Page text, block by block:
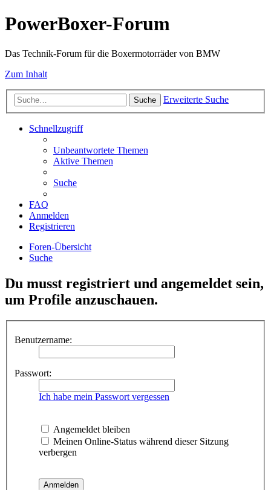
PowerBoxer-Forum
Das Technik-Forum für die Boxermotorräder von BMW
Zum Inhalt
Suche Erweiterte Suche
Schnellzugriff
Unbeantwortete Themen
Aktive Themen
Suche
FAQ
Anmelden
Registrieren
Foren-Übersicht
Suche
Du musst registriert und angemeldet sein,
um Profile anzuschauen.
Benutzername:
Passwort:
Ich habe mein Passwort vergessen
Angemeldet bleiben
Meinen Online-Status während dieser Sitzung
verbergen